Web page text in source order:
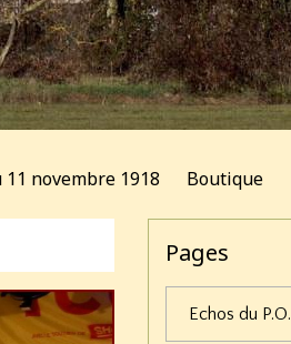
novembre 1918 Boutique
Pages
Echos du P.O.